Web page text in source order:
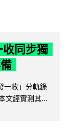
同步獨
一收」分軌錄
文經實測其...